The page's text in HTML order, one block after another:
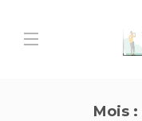
Mois :